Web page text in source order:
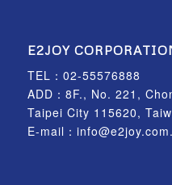
E2JOY
TEL： 02-55576888
ADD：8F., No. 221,
Taipei City 115620,
E-mail：